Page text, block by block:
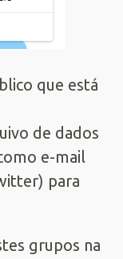
que está
de dados
e-mail
para
grupos na